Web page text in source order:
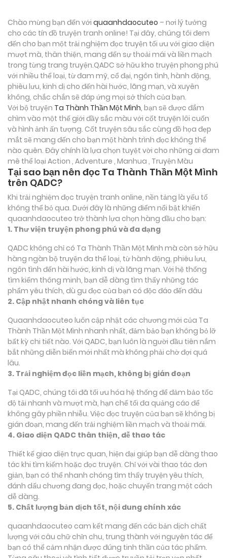
Chào mừng bạn đến với quaanhdaocuteo – nơi lý tưởng
cho các tín đồ truyện tranh online! Tại đây, chúng tôi đem
đến cho bạn một trải nghiệm đọc truyện tối ưu với giao diện
mượt mà, thân thiện, mang đến sự thoải mái và liền mạch
trong từng trang truyện.QADC sở hữu kho truyện phong phú
với nhiều thể loại, từ đam mỹ, cổ đại, ngôn tình, hành động,
phiêu lưu, kinh dị cho đến hài hước, lãng mạn, và xuyên
không, chắc chắn sẽ đáp ứng mọi sở thích của bạn.
Với bộ truyện Ta Thành Thần Một Mình, bạn sẽ được đắm
chìm vào một thế giới đầy sắc màu với cốt truyện lôi cuốn
và hình ảnh ấn tượng. Cốt truyện sâu sắc cùng đồ họa đẹp
mắt sẽ mang đến cho bạn một hành trình đọc không thể
nào quên. Đây chính là lựa chọn tuyệt vời cho những ai đam
mê thể loại Action , Adventure , Manhua , Truyện Màu
Tại sao bạn nên đọc Ta Thành Thần Một Mình
trên QADC?
Khi trải nghiệm đọc truyện tranh online, nền tảng là yếu tố
không thể bỏ qua. Dưới đây là những điểm nổi bật khiến
quaanhdaocuteo trở thành lựa chọn hàng đầu cho bạn:
1. Thư viện truyện phong phú và đa dạng
QADC không chỉ có Ta Thành Thần Một Mình mà còn sở hữu
hàng ngàn bộ truyện đa thể loại, từ hành động, phiêu lưu,
ngôn tình đến hài hước, kinh dị và lãng mạn. Với hệ thống
tìm kiếm thông minh, bạn dễ dàng tìm thấy những tác
phẩm yêu thích, dù gu đọc của bạn có độc đáo đến đâu
2. Cập nhật nhanh chóng và liên tục
Quaanhdaocuteo luôn cập nhật các chương mới của Ta
Thành Thần Một Mình nhanh nhất, đảm bảo bạn không bỏ lỡ
bất kỳ chi tiết nào. Với QADC, bạn luôn là người đầu tiên nắm
bắt những diễn biến mới nhất mà không phải chờ đợi quá
lâu.
3. Trải nghiệm đọc liền mạch, không bị gián đoạn
Tại QADC, chúng tôi đã tối ưu hóa hệ thống để đảm bảo tốc
độ tải nhanh và mượt mà, hạn chế tối đa quảng cáo để
không gây phiền nhiễu. Việc đọc truyện của bạn sẽ không bị
gián đoạn, mang đến trải nghiệm liền mạch và thoải mái.
4. Giao diện QADC thân thiện, dễ thao tác
Thiết kế giao diện trực quan, hiện đại giúp bạn dễ dàng thao
tác khi tìm kiếm hoặc đọc truyện. Chỉ với vài thao tác đơn
giản, bạn có thể nhanh chóng tìm thấy truyện yêu thích,
đánh dấu chương đang đọc, hoặc chuyển trang một cách
dễ dàng.
5. Chất lượng bản dịch tốt, nội dung chính xác
quaanhdaocuteo cam kết mang đến các bản dịch chất
lượng với câu chữ chỉn chu, trung thành với nguyên tác để
bạn có thể cảm nhận được đúng tinh thần của tác phẩm.